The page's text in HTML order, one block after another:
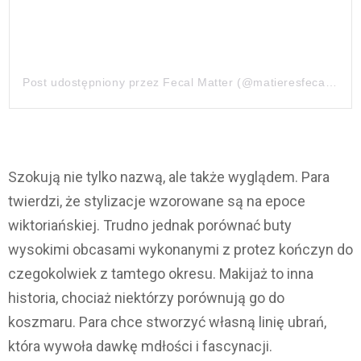
Szokują nie tylko nazwą, ale także wyglądem. Para
twierdzi, że stylizacje wzorowane są na epoce
wiktoriańskiej. Trudno jednak porównać buty
wysokimi obcasami wykonanymi z protez kończyn do
czegokolwiek z tamtego okresu. Makijaż to inna
historia, chociaż niektórzy porównują go do
koszmaru. Para chce stworzyć własną linię ubrań,
która wywoła dawkę mdłości i fascynacji.